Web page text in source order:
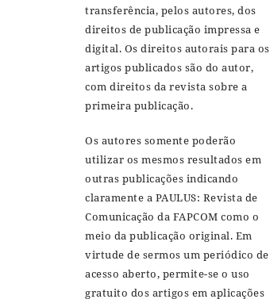
transferência, pelos autores, dos
direitos de publicação impressa e
digital. Os direitos autorais para os
artigos publicados são do autor,
com direitos da revista sobre a
primeira publicação.
Os autores somente poderão
utilizar os mesmos resultados em
outras publicações indicando
claramente a PAULUS: Revista de
Comunicação da FAPCOM como o
meio da publicação original. Em
virtude de sermos um periódico de
acesso aberto, permite-se o uso
gratuito dos artigos em aplicações